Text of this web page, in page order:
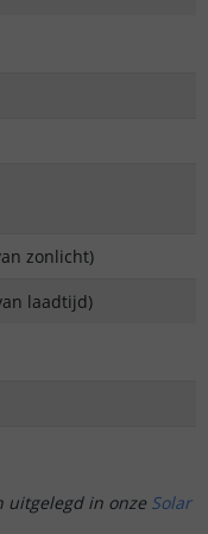
zonlicht)
laadtijd)
uitgelegd in onze Solar